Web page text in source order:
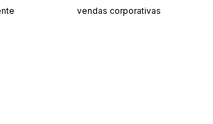
vendas corporativas